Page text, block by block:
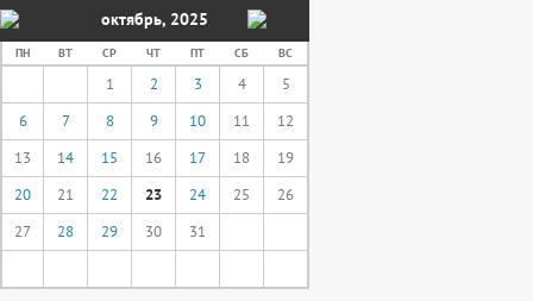
октябрь, 2025
ПН ВТ СР ЧТ ПТ СБ ВС
1 2 3 4
5
6
7 8 9 10 11
12
13
14 15 16 17 18
19
20
21 22 23 24 25
26
27
28 29 30 31